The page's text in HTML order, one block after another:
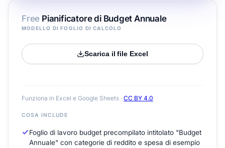
Free Pianificatore di Budget Annuale
MODELLO DI FOGLIO DI CALCOLO
Scarica il file Excel
Funziona in Excel e Google Sheets · CC BY 4.0
COSA INCLUDE
Foglio di lavoro budget precompilato intitolato "Budget
Annuale" con categorie di reddito e spesa di esempio